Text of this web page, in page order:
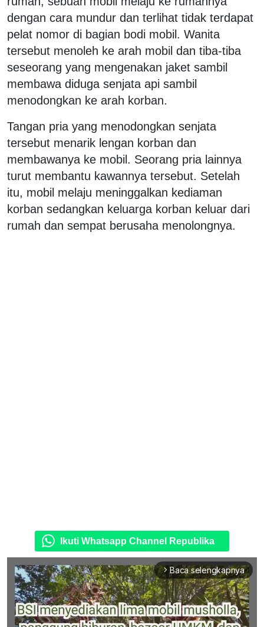
dengan cara mundur dan terlihat tidak terdapat
pelat nomor di bagian bodi mobil. Wanita
tersebut menoleh ke arah mobil dan tiba-tiba
seseorang yang mengenakan jaket sambil
membawa diduga senjata api sambil
menodongkan ke arah korban.
Tangan pria yang menodongkan senjata
tersebut menarik lengan korban dan
membawanya ke mobil. Seorang pria lainnya
turut membantu kawannya tersebut. Setelah
itu, mobil melaju meninggalkan kediaman
korban sedangkan keluarga korban keluar dari
rumah dan sempat berusaha menolongnya.
Ikuti Whatsapp Channel Republika
arrow_forward_ios Baca selengkapnya